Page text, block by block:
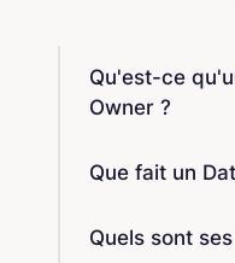
Qu'est-ce
Owner ?
Que fait un
Quels sont